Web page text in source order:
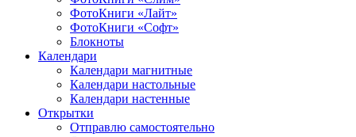
ФотоКниги «Лайт»
ФотоКниги «Софт»
Блокноты
Календари
Календари магнитные
Календари настольные
Календари настенные
Открытки
Отправлю самостоятельно